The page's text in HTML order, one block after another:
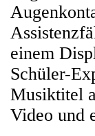
einem
Schüler-
Musiktitel
Video und